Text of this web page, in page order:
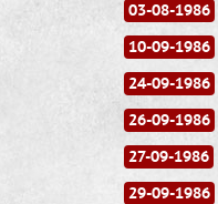
03-08-1986
10-09-1986
24-09-1986
26-09-1986
27-09-1986
29-09-1986